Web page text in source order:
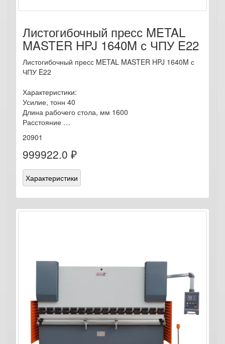
Листогибочный пресс METAL
MASTER HPJ 1640M с ЧПУ E22
Листогибочный пресс METAL MASTER HPJ 1640M с
ЧПУ E22
Характеристики:
Усилие, тонн 40
Длина рабочего стола, мм 1600
Расстояние …
20901
999922.0 ₽
Характеристики